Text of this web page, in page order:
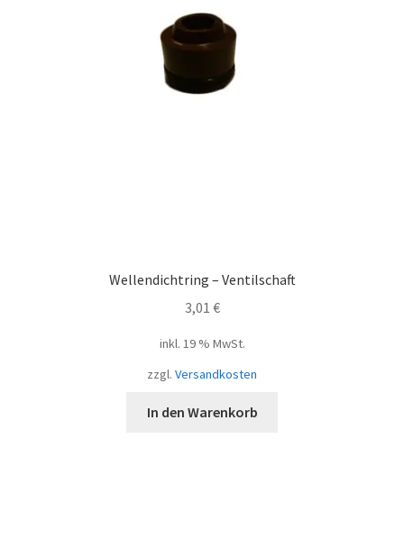
Wellendichtring – Ventilschaft
3,01 €
inkl. 19 % MwSt.
zzgl. Versandkosten
In den Warenkorb